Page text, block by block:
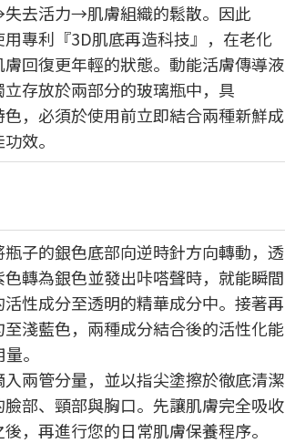
去活力→肌膚組織的鬆散。因此
專利『3D肌底再造科技』，在老化
回復更年輕的狀態。動能活膚傳導液
存放於兩部分的玻璃瓶中，具
，必須於使用前立即結合兩種新鮮成
效。
子的銀色底部向逆時針方向轉動，透
轉為銀色並發出咔嗒聲時，就能瞬間
性成分至透明的精華成分中。接著再
淺藍色，兩種成分結合後的活性化能
。
兩管分量，並以指尖塗擦於徹底清潔
部、頸部與胸口。先讓肌膚完全吸收
，再進行您的日常肌膚保養程序。